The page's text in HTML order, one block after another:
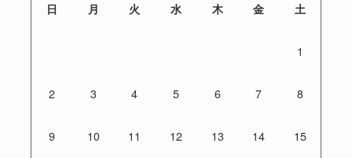
日 月 火 水 木 金 土
1
2 3 4 5 6 7 8
9 10 11 12 13 14 15